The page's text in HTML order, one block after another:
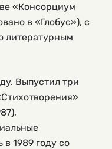
«Консорциум
в «Глобус»), с
литературным
Выпустил три
в 1989 году со